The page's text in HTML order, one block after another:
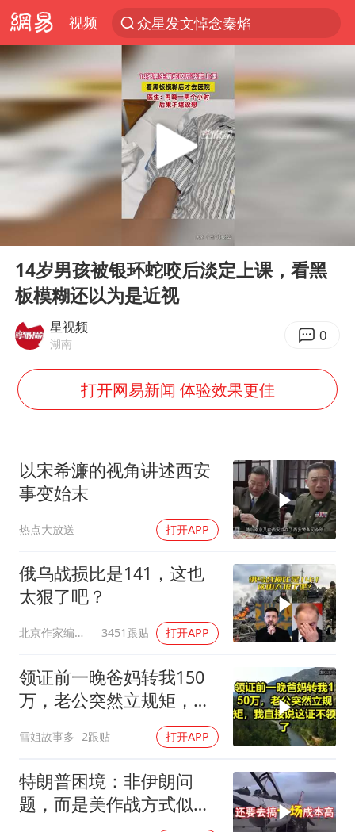
视频
众星发文悼念秦焰
新能源汽车产业链提速
SK海力士回应“或出售重庆工厂”传闻
大连一起飞航班因乘客可乐爆瓶折返
费大厨不自称“大王”了
“还不如不放假”
武契奇：欧洲已处于大战边缘
部分银行上调存款利率
货车高速制动失灵 交警护航化险为夷
朱一龙的鼻子怎么了
成都多趟列车临时停运
路虎卫士限时降17万 BBA已集体降价
下党之路
Play
14岁男孩被银环蛇咬后淡定上课，看黑
板模糊还以为是近视
星视频
湖南 0
打开网易新闻 体验效果更佳
以宋希濂的视角讲述西安
事变始末
热点大放送 打开APP
俄乌战损比是141，这也
太狠了吧？
北京作家编剧肥猪满圈 3451跟贴 打开APP
领证前一晚爸妈转我150
万，老公突然立规矩，我
直接说这证不领了！
雪姐故事多 2跟贴 打开APP
特朗普困境：非伊朗问
题，而是美作战方式似苏